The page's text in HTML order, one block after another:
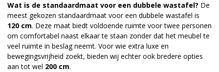
Wat is de standaardmaat voor een dubbele wastafel? De
meest gekozen standaardmaat voor een dubbele wastafel is
120 cm. Deze maat biedt voldoende ruimte voor twee personen
om comfortabel naast elkaar te staan zonder dat het meubel te
veel ruimte in beslag neemt. Voor wie extra luxe en
bewegingsvrijheid zoekt, bieden wij echter ook bredere opties
aan tot wel 200 cm.